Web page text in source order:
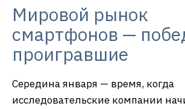
Мировой рынок
смартфонов —
проигравшие
Середина января — время, когда
исследовательские компании